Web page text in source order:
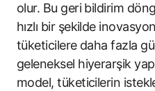
olur. Bu geri bildirim
hızlı bir şekilde
tüketicilere daha fazla
geleneksel hiyerarşik
model, tüketicilerin